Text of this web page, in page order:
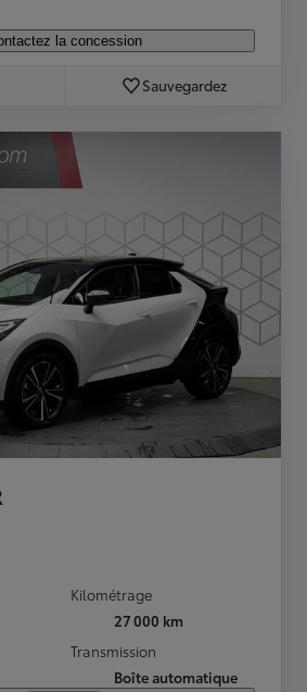
la concession
Sauvegardez
Kilométrage
27 000 km
Transmission
Boîte automatique